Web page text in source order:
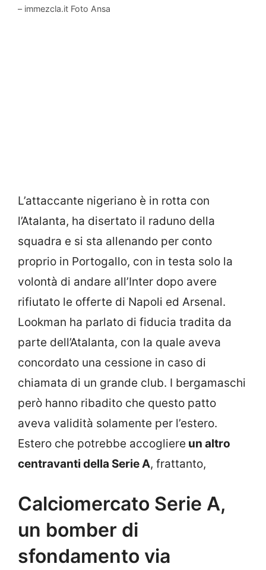
– immezcla.it Foto Ansa
L’attaccante nigeriano è in rotta con
l’Atalanta, ha disertato il raduno della
squadra e si sta allenando per conto
proprio in Portogallo, con in testa solo la
volontà di andare all’Inter dopo avere
rifiutato le offerte di Napoli ed Arsenal.
Lookman ha parlato di fiducia tradita da
parte dell’Atalanta, con la quale aveva
concordato una cessione in caso di
chiamata di un grande club. I bergamaschi
però hanno ribadito che questo patto
aveva validità solamente per l’estero.
Estero che potrebbe accogliere un altro
centravanti della Serie A, frattanto,
Calciomercato Serie A,
un bomber di
sfondamento via